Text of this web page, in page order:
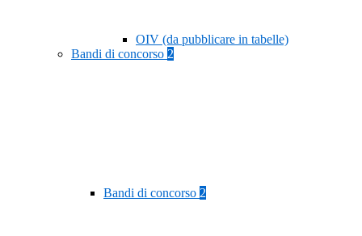
OIV (da pubblicare in tabelle)
Bandi di concorso 2
Bandi di concorso 2